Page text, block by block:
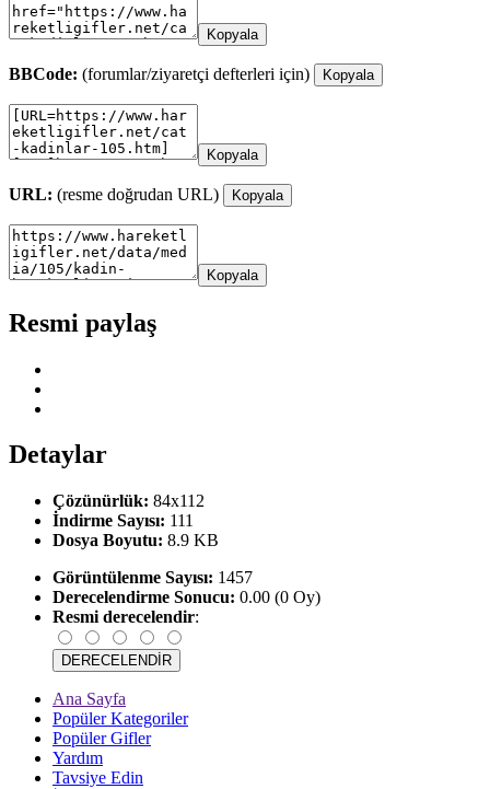
Kopyala
BBCode: (forumlar/ziyaretçi defterleri için) Kopyala
Kopyala
URL: (resme doğrudan URL) Kopyala
Kopyala
Resmi paylaş
Detaylar
Çözünürlük: 84x112
İndirme Sayısı: 111
Dosya Boyutu: 8.9 KB
Görüntülenme Sayısı: 1457
Derecelendirme Sonucu: 0.00 (0 Oy)
Resmi derecelendir:
Ana Sayfa
Popüler Kategoriler
Popüler Gifler
Yardım
Tavsiye Edin